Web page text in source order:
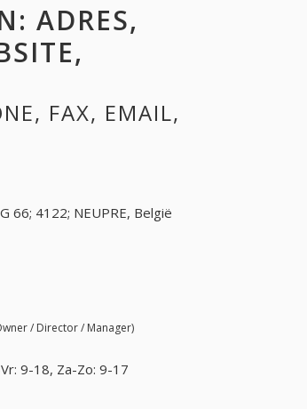
ADRES,
FAX, EMAIL,
66; 4122; NEUPRE, België
/ Director / Manager)
9-18, Za-Zo: 9-17